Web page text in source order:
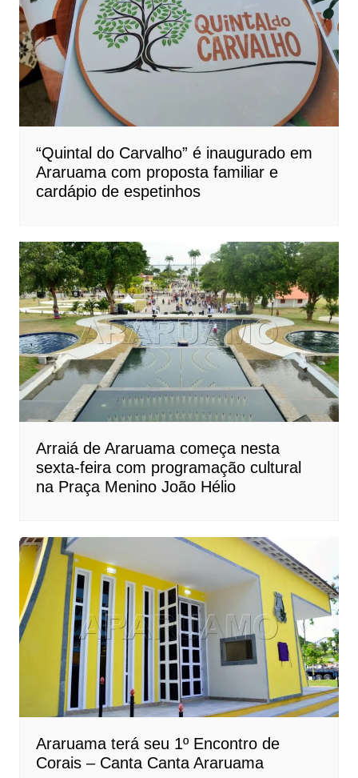
“Quintal do Carvalho” é inaugurado em
Araruama com proposta familiar e
cardápio de espetinhos
Arraiá de Araruama começa nesta
sexta-feira com programação cultural
na Praça Menino João Hélio
Araruama terá seu 1º Encontro de
Corais – Canta Canta Araruama